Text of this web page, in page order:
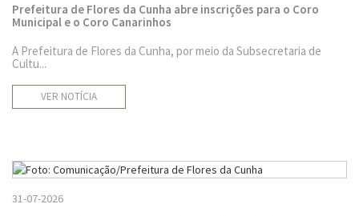
Prefeitura de Flores da Cunha abre inscrições para o Coro
Municipal e o Coro Canarinhos
A Prefeitura de Flores da Cunha, por meio da Subsecretaria de
Cultu...
VER NOTÍCIA
31-07-2026